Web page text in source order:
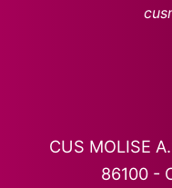
CUS MOLISE
86100 -